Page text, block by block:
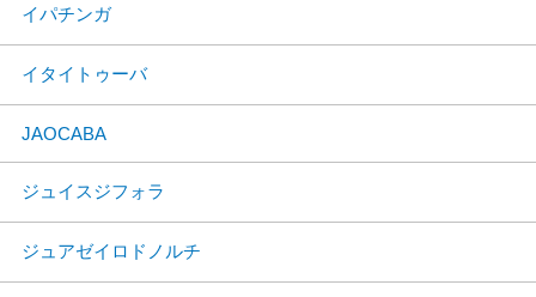
イパチンガ
イタイトゥーバ
JAOCABA
ジュイスジフォラ
ジュアゼイロドノルチ